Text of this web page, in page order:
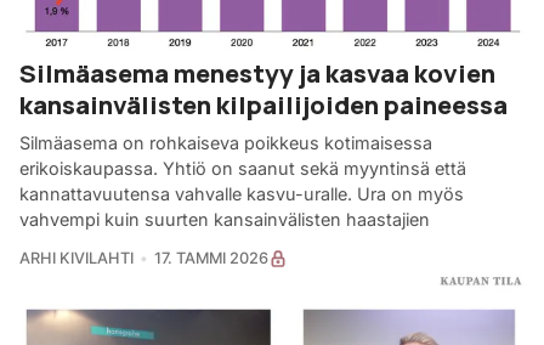
Silmäasema menestyy ja kasvaa kovien
kansainvälisten kilpailijoiden paineessa
Silmäasema on rohkaiseva poikkeus kotimaisessa
erikoiskaupassa. Yhtiö on saanut sekä myyntinsä että
kannattavuutensa vahvalle kasvu-uralle. Ura on myös
vahvempi kuin suurten kansainvälisten haastajien
ARHI KIVILAHTI 17. TAMMI 2026